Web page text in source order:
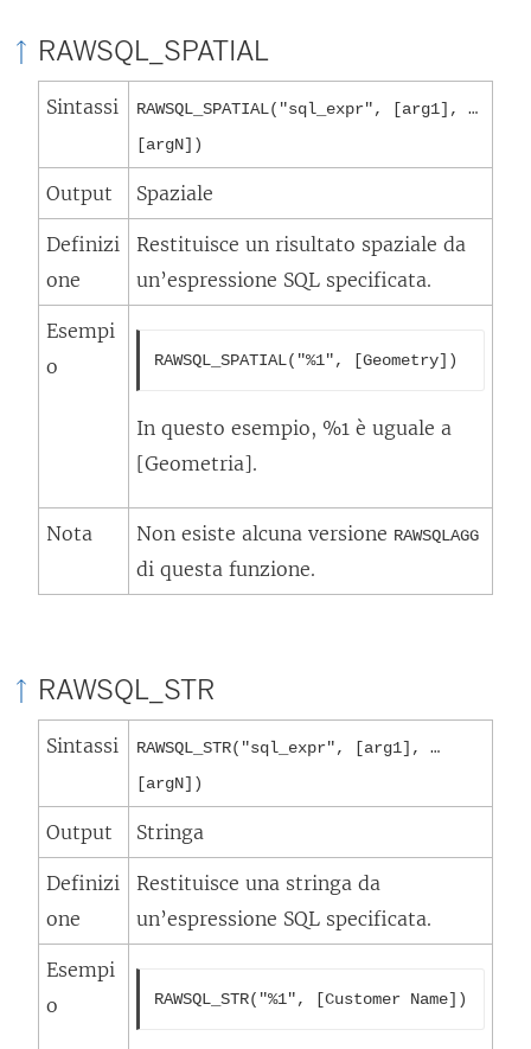
RAWSQL_SPATIAL
Sintassi
RAWSQL_SPATIAL("sql_expr", [arg1], …
[argN])
Output Spaziale
Definizi
one
Restituisce un risultato spaziale da
un’espressione SQL specificata.
Esempi
o
RAWSQL_SPATIAL("%1", [Geometry])
In questo esempio, %1 è uguale a
[Geometria].
Nota Non esiste alcuna versione RAWSQLAGG
di questa funzione.
RAWSQL_STR
Sintassi
RAWSQL_STR("sql_expr", [arg1], …
[argN])
Output Stringa
Definizi
one
Restituisce una stringa da
un’espressione SQL specificata.
Esempi
o
RAWSQL_STR("%1", [Customer Name])